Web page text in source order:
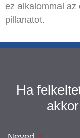
ez alkalommal az
pillanatot.
Ha